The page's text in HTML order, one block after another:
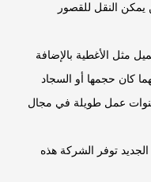
النقل للقصور
الأغطية بالإضافة
حجمها أو السجاد
عمل طويلة في مجال
توفر الشركة هذه